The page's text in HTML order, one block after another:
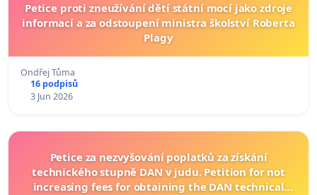
Petice proti zneužívání dětí státní mocí jako zdroje
informací a za odstoupení ministra školství Roberta
Plagy
Ondřej Tůma
16 podpisů
3 Jun 2026
Petice za nezvyšování poplatků za získání
technického stupně DAN v judu. Petition for not
increasing fees for obtaining the DAN technical